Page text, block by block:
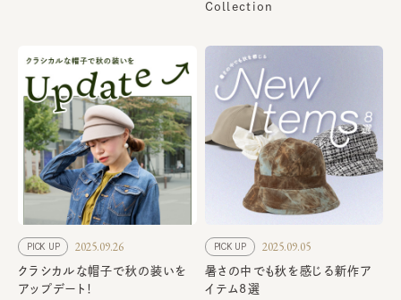
Collection
PICK UP 2025.09.26
クラシカルな帽子で秋の装いを
アップデート！
PICK UP 2025.09.05
暑さの中でも秋を感じる新作ア
イテム8選